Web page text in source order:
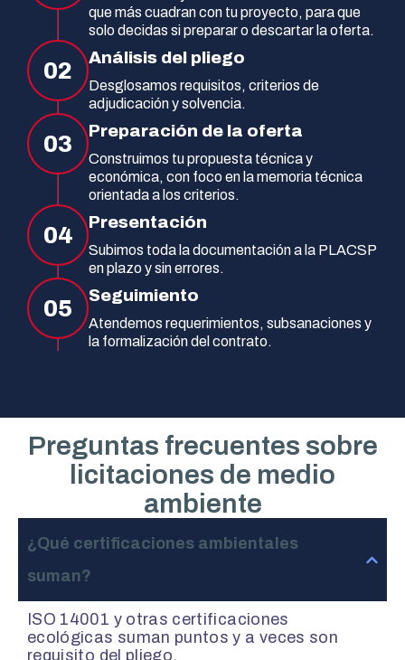
que más cuadran con tu proyecto, para que
solo decidas si preparar o descartar la oferta.
02
Análisis del pliego
Desglosamos requisitos, criterios de
adjudicación y solvencia.
03
Preparación de la oferta
Construimos tu propuesta técnica y
económica, con foco en la memoria técnica
orientada a los criterios.
04
Presentación
Subimos toda la documentación a la PLACSP
en plazo y sin errores.
05
Seguimiento
Atendemos requerimientos, subsanaciones y
la formalización del contrato.
Preguntas frecuentes sobre
licitaciones de medio
ambiente
¿Qué certificaciones ambientales
suman?
ISO 14001 y otras certificaciones
ecológicas suman puntos y a veces son
requisito del pliego.